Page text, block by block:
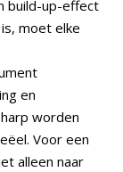
build-up-effect
moet elke
en
worden
Voor een
alleen naar